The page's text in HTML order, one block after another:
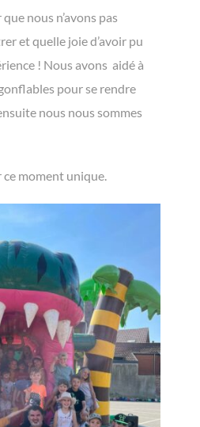
nous n’avons pas
et quelle joie d’avoir pu
! Nous avons aidé à
pour se rendre
nous nous sommes
moment unique.